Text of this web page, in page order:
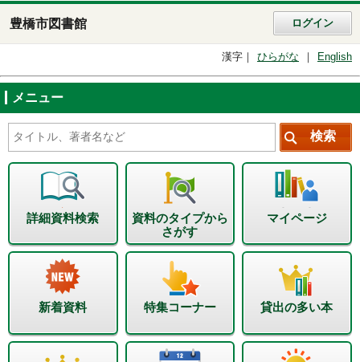
豊橋市図書館 ログイン
漢字 ひらがな English
メニュー
詳細資料検索
資料のタイプから
さがす
マイページ
新着資料 特集コーナー 貸出の多い本